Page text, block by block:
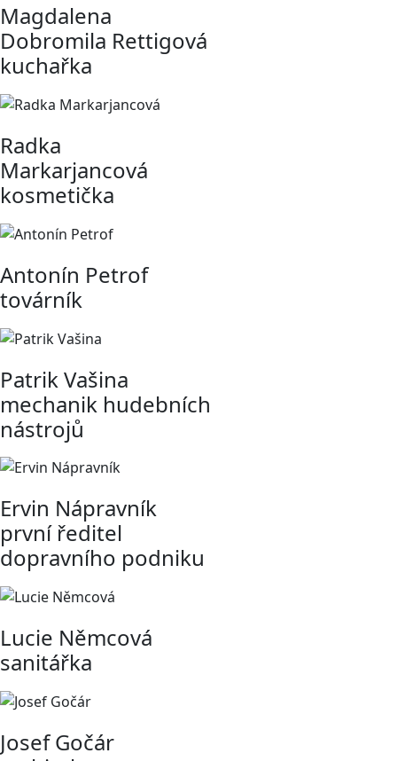
Magdalena
Dobromila Rettigová
kuchařka
Radka
Markarjancová
kosmetička
Antonín Petrof
továrník
Patrik Vašina
mechanik hudebních
nástrojů
Ervin Nápravník
první ředitel
dopravního podniku
Lucie Němcová
sanitářka
Josef Gočár